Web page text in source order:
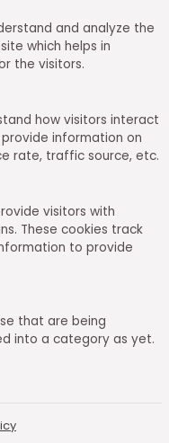
and analyze the
which helps in
the visitors.
how visitors interact
information on
rate, traffic source, etc.
visitors with
These cookies track
to provide
that are being
into a category as yet.